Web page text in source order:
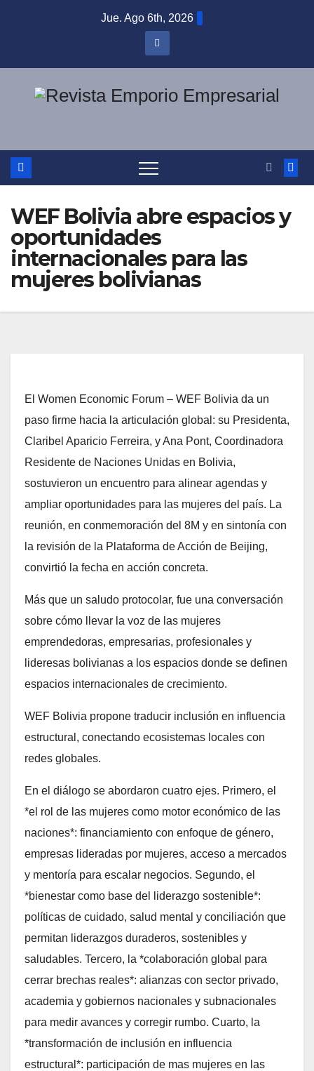
Jue. Ago 6th, 2026
WEF Bolivia abre espacios y
oportunidades
internacionales para las
mujeres bolivianas
El Women Economic Forum – WEF Bolivia da un
paso firme hacia la articulación global: su Presidenta,
Claribel Aparicio Ferreira, y Ana Pont, Coordinadora
Residente de Naciones Unidas en Bolivia,
sostuvieron un encuentro para alinear agendas y
ampliar oportunidades para las mujeres del país. La
reunión, en conmemoración del 8M y en sintonía con
la revisión de la Plataforma de Acción de Beijing,
convirtió la fecha en acción concreta.
Más que un saludo protocolar, fue una conversación
sobre cómo llevar la voz de las mujeres
emprendedoras, empresarias, profesionales y
lideresas bolivianas a los espacios donde se definen
espacios internacionales de crecimiento.
WEF Bolivia propone traducir inclusión en influencia
estructural, conectando ecosistemas locales con
redes globales.
En el diálogo se abordaron cuatro ejes. Primero, el
*el rol de las mujeres como motor económico de las
naciones*: financiamiento con enfoque de género,
empresas lideradas por mujeres, acceso a mercados
y mentoría para escalar negocios. Segundo, el
*bienestar como base del liderazgo sostenible*:
políticas de cuidado, salud mental y conciliación que
permitan liderazgos duraderos, sostenibles y
saludables. Tercero, la *colaboración global para
cerrar brechas reales*: alianzas con sector privado,
academia y gobiernos nacionales y subnacionales
para medir avances y corregir rumbo. Cuarto, la
*transformación de inclusión en influencia
estructural*: participación de mas mujeres en las